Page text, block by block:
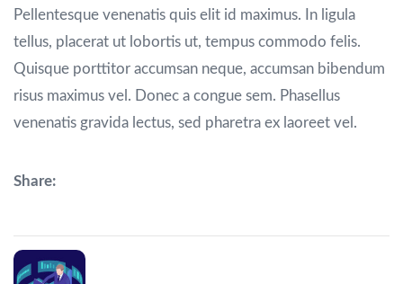
Pellentesque venenatis quis elit id maximus. In ligula
tellus, placerat ut lobortis ut, tempus commodo felis.
Quisque porttitor accumsan neque, accumsan bibendum
risus maximus vel. Donec a congue sem. Phasellus
venenatis gravida lectus, sed pharetra ex laoreet vel.
Share: